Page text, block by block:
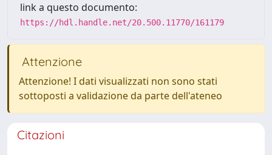
link a questo documento:
https://hdl.handle.net/20.500.11770/161179
Attenzione
Attenzione! I dati visualizzati non sono stati
sottoposti a validazione da parte dell'ateneo
Citazioni